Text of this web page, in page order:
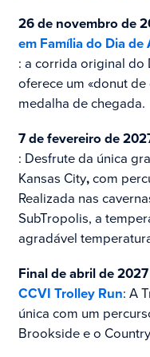
26 de novembro de
em Família do Dia de
: a corrida original do
oferece um «donut
medalha de chegada.
7 de fevereiro de
: Desfrute da única
Kansas City,com
Realizada nas
SubTropolis, a
agradável
Final de abril de 2027
CCVI Trolley Run: A
única com um
Brookside e o